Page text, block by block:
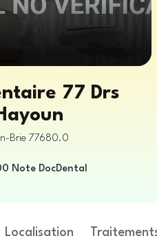
77 Drs
Brie 77680.0
Note DocDental
Localisation